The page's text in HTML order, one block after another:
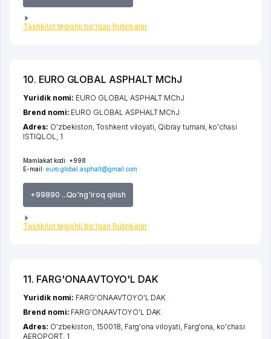
Tashkilot tegishli bo'lgan Rubrikalar
10. EURO GLOBAL ASPHALT MChJ
Mamlakat kodi: +998
E-mail: euro.global.asphalt@gmail.com
+99890 ...Qo'ng'iroq qilish
Tashkilot tegishli bo'lgan Rubrikalar
Yuridik nomi: EURO GLOBAL ASPHALT MChJ
Brend nomi: EURO GLOBAL ASPHALT MChJ
Adres: O'zbekiston,Toshkent viloyati Qibray tumani ko'chasi
ISTIQLOL
, 1
11. FARG'ONAAVTOYO'L DAK
Yuridik nomi: FARG'ONAAVTOYO'L DAK
Brend nomi: FARG'ONAAVTOYO'L DAK
Adres: O'zbekiston, 150018, Farg'ona viloyati, Farg'ona, ko'chasi
AEROPORT, 1